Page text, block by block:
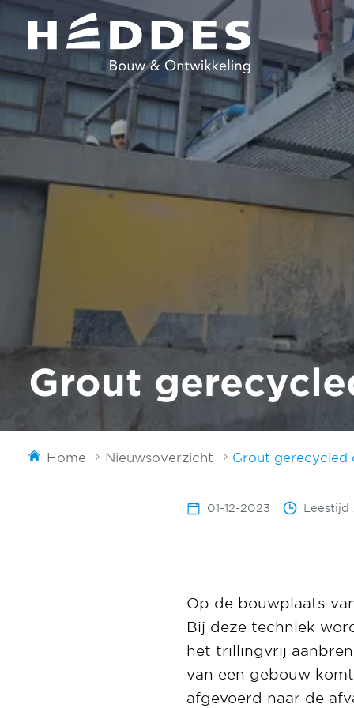
Grout
Home Nieuwsoverzicht Grout gerecycled
01-12-2023 Leestijd
Op de bouwplaats
Bij deze techniek
het trillingvrij
van een gebouw
afgevoerd naar de